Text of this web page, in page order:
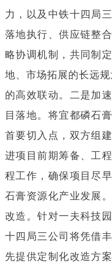
力，以及中铁十四局
落地执行、供应链整
略协调机制，共同制
地、市场拓展的长远
的高效联动。二是加
目落地。将宜都磷石
首要切入点，双方组
进项目前期筹备、工
程工作，确保项目尽
石膏资源化产业发展
改造。针对一夫科技
十四局三公司将凭借
先提供定制化改造方